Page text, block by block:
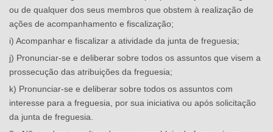
ou de qualquer dos seus membros que obstem à realização de
ações de acompanhamento e fiscalização;
i) Acompanhar e fiscalizar a atividade da junta de freguesia;
j) Pronunciar-se e deliberar sobre todos os assuntos que visem a
prossecução das atribuições da freguesia;
k) Pronunciar-se e deliberar sobre todos os assuntos com
interesse para a freguesia, por sua iniciativa ou após solicitação
da junta de freguesia.